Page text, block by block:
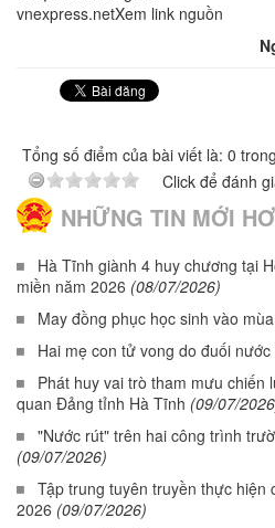
vnexpress.netXem link nguồn
Tổng số điểm của bài viết là: 0
Click để đánh
NHỮNG TIN MỚI
Hà Tĩnh giành 4 huy chương tại
miền năm 2026 (08/07/2026)
May đồng phục học sinh vào
Hai mẹ con tử vong do đuối
Phát huy vai trò tham mưu chiến
quan Đảng tỉnh Hà Tĩnh (09/07/
"Nước rút" trên hai công trình
(09/07/2026)
Tập trung tuyên truyền thực hiện
2026 (09/07/2026)